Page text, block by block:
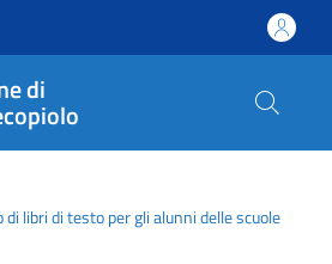
di
di libri di testo per gli alunni delle scuole